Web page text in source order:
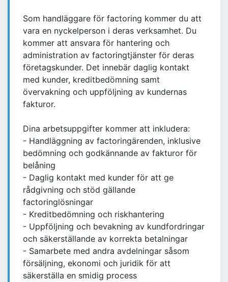
Som handläggare för factoring kommer du att
vara en nyckelperson i deras verksamhet. Du
kommer att ansvara för hantering och
administration av factoringtjänster för deras
företagskunder. Det innebär daglig kontakt
med kunder, kreditbedömning samt
övervakning och uppföljning av kundernas
fakturor.
Dina arbetsuppgifter kommer att inkludera:
- Handläggning av factoringärenden, inklusive
bedömning och godkännande av fakturor för
belåning
- Daglig kontakt med kunder för att ge
rådgivning och stöd gällande
factoringlösningar
- Kreditbedömning och riskhantering
- Uppföljning och bevakning av kundfordringar
och säkerställande av korrekta betalningar
- Samarbete med andra avdelningar såsom
försäljning, ekonomi och juridik för att
säkerställa en smidig process